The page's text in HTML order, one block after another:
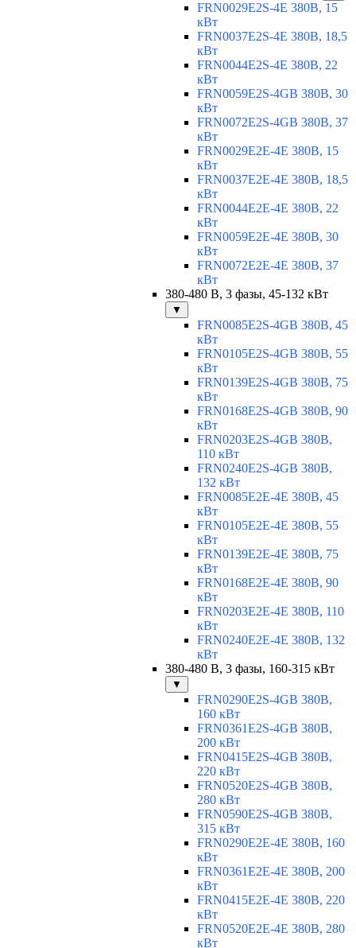
FRN0029E2S-4E 380В, 15
кВт
FRN0037E2S-4E 380В, 18,5
кВт
FRN0044E2S-4E 380В, 22
кВт
FRN0059E2S-4GB 380В, 30
кВт
FRN0072E2S-4GB 380В, 37
кВт
FRN0029E2E-4E 380В, 15
кВт
FRN0037E2E-4E 380В, 18,5
кВт
FRN0044E2E-4E 380В, 22
кВт
FRN0059E2E-4E 380В, 30
кВт
FRN0072E2E-4E 380В, 37
кВт
380-480 В, 3 фазы, 45-132 кВт
▼
FRN0085E2S-4GB 380В, 45
кВт
FRN0105E2S-4GB 380В, 55
кВт
FRN0139E2S-4GB 380В, 75
кВт
FRN0168E2S-4GB 380В, 90
кВт
FRN0203E2S-4GB 380В,
110 кВт
FRN0240E2S-4GB 380В,
132 кВт
FRN0085E2E-4E 380В, 45
кВт
FRN0105E2E-4E 380В, 55
кВт
FRN0139E2E-4E 380В, 75
кВт
FRN0168E2E-4E 380В, 90
кВт
FRN0203E2E-4E 380В, 110
кВт
FRN0240E2E-4E 380В, 132
кВт
380-480 В, 3 фазы, 160-315 кВт
▼
FRN0290E2S-4GB 380В,
160 кВт
FRN0361E2S-4GB 380В,
200 кВт
FRN0415E2S-4GB 380В,
220 кВт
FRN0520E2S-4GB 380В,
280 кВт
FRN0590E2S-4GB 380В,
315 кВт
FRN0290E2E-4E 380В, 160
кВт
FRN0361E2E-4E 380В, 200
кВт
FRN0415E2E-4E 380В, 220
кВт
FRN0520E2E-4E 380В, 280
кВт